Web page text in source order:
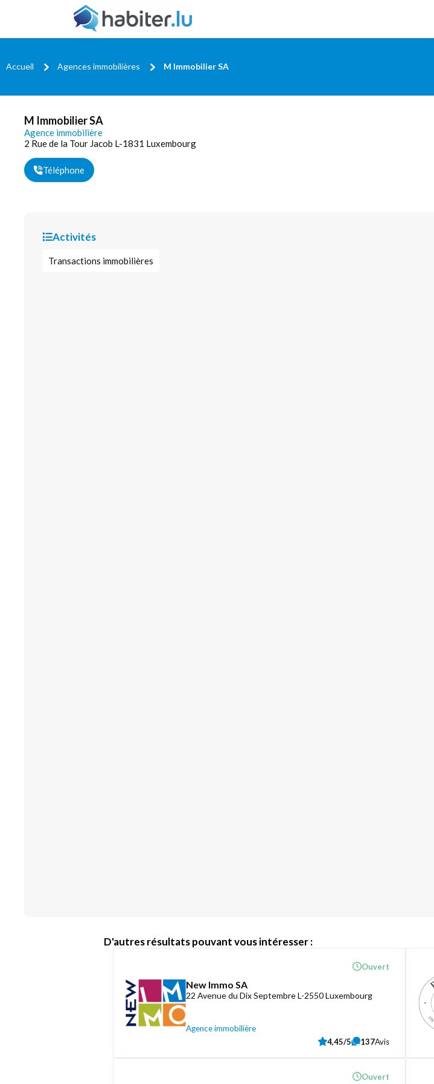
Accueil Agences immobilières M Immobilier SA
M Immobilier SA
Agence immobilière
2 Rue de la Tour Jacob L-1831 Luxembourg
Téléphone
Activités
Transactions immobilières
D'autres résultats pouvant vous intéresser :
New Immo SA
22 Avenue du Dix Septembre L-2550 Luxembourg
Agence immobilière
Ouvert
4,45/5 137Avis
Ouvert